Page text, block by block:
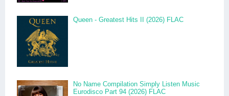
Queen - Greatest Hits II (2026) FLAC
No Name Compilation Simply Listen Music
Eurodisco Part 94 (2026) FLAC